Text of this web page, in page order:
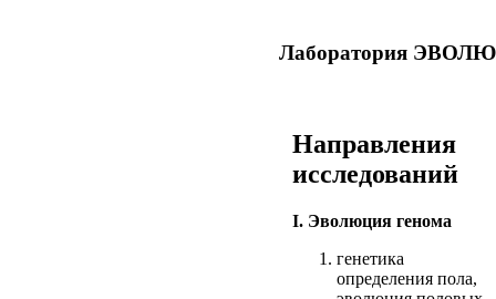
Лаборатория
Направления
исследований
I. Эволюция генома
генетика
определения пола,